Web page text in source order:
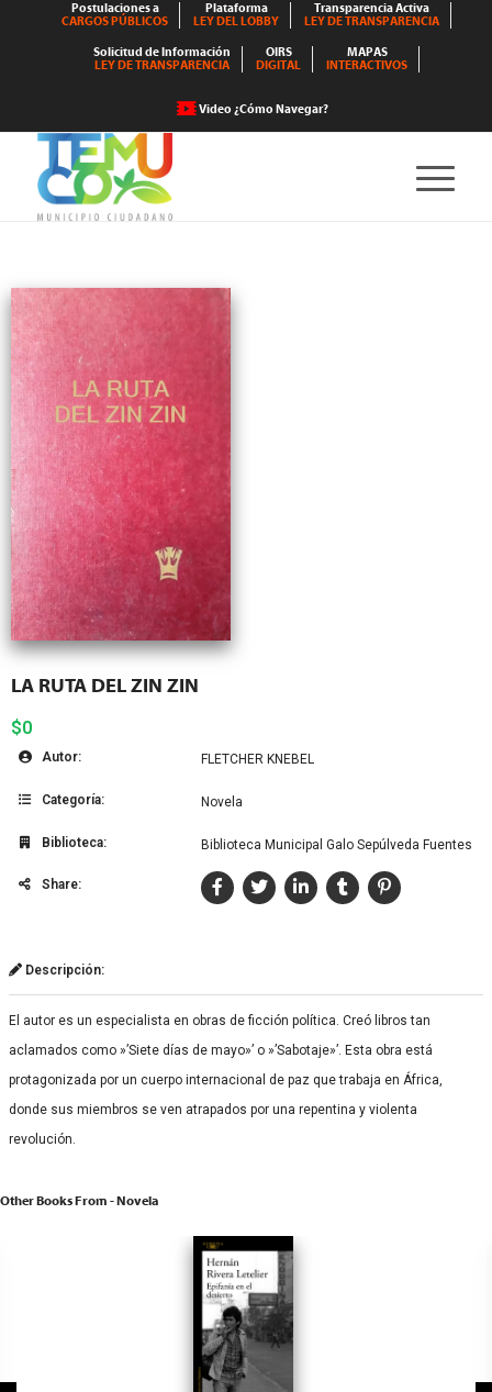
Postulaciones a
CARGOS PÚBLICOS
Plataforma
LEY DEL LOBBY
Transparencia Activa
LEY DE TRANSPARENCIA
Solicitud de Información
LEY DE TRANSPARENCIA
OIRS
DIGITAL
MAPAS
INTERACTIVOS
Video ¿Cómo Navegar?
LA RUTA DEL ZIN ZIN
$0
Autor: FLETCHER KNEBEL
Categoría: Novela
Biblioteca: Biblioteca Municipal Galo Sepúlveda Fuentes
Share:
Descripción:
El autor es un especialista en obras de ficción política. Creó libros tan
aclamados como »’Siete días de mayo»’ o »’Sabotaje»’. Esta obra está
protagonizada por un cuerpo internacional de paz que trabaja en África,
donde sus miembros se ven atrapados por una repentina y violenta
revolución.
Other Books From - Novela